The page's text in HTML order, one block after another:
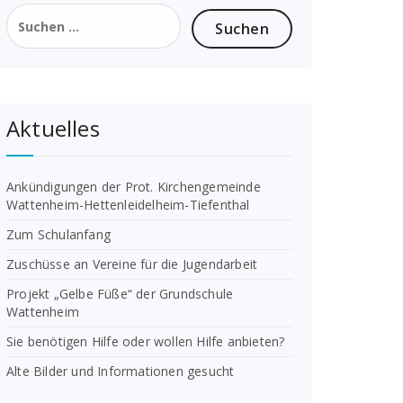
Suchen
nach:
Aktuelles
Ankündigungen der Prot. Kirchengemeinde
Wattenheim-Hettenleidelheim-Tiefenthal
Zum Schulanfang
Zuschüsse an Vereine für die Jugendarbeit
Projekt „Gelbe Füße“ der Grundschule
Wattenheim
Sie benötigen Hilfe oder wollen Hilfe anbieten?
Alte Bilder und Informationen gesucht